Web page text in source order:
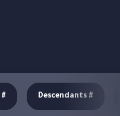
#
Descendants
#